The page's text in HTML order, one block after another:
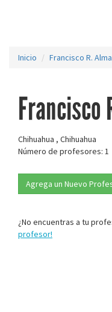
Inicio Francisco R.
Francisco
Chihuahua , Chihuahua
Número de profesores: 1
Agrega un Nuevo
¿No encuentras a tu
profesor!